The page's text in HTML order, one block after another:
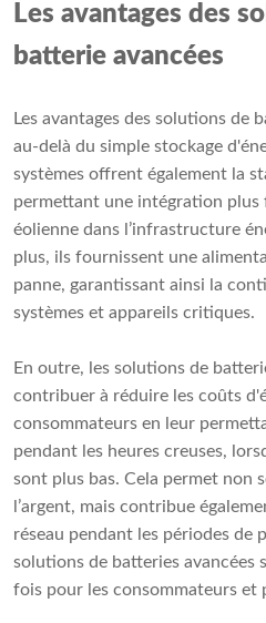
Les avantages des
batterie avancées
Les avantages des solutions de
au-delà du simple stockage
systèmes offrent également la
permettant une intégration plus
éolienne dans l’infrastructure
plus, ils fournissent une
panne, garantissant ainsi la
systèmes et appareils critiques.
En outre, les solutions de
contribuer à réduire les coûts
consommateurs en leur
pendant les heures creuses,
sont plus bas. Cela permet non
l’argent, mais contribue
réseau pendant les périodes de
solutions de batteries avancées
fois pour les consommateurs et